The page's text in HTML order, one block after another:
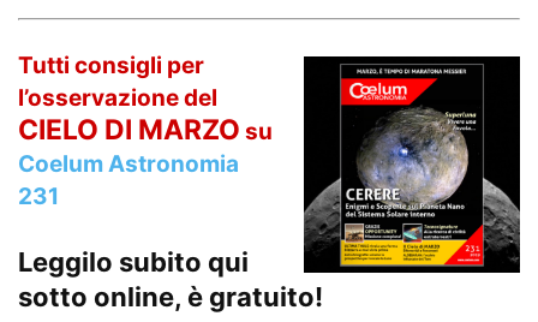
Tutti consigli per
l’osservazione del
CIELO DI MARZO su
Coelum Astronomia
231
Leggilo subito qui
sotto online, è gratuito!